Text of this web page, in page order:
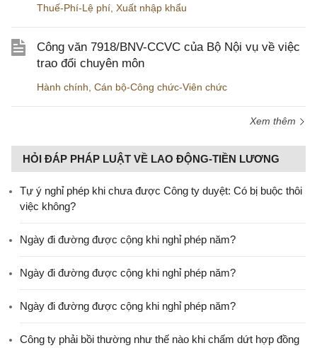
Thuế-Phí-Lệ phí Xuất nhập khẩu
Công văn 7918/BNV-CCVC của Bộ Nội vụ về việc
trao đổi chuyên môn
Hành chính Cán bộ-Công chức-Viên chức
Xem thêm
HỎI ĐÁP PHÁP LUẬT VỀ LAO ĐỘNG-TIỀN LƯƠNG
Tự ý nghỉ phép khi chưa được Công ty duyệt: Có bị buộc thôi
việc không?
Ngày đi đường được cộng khi nghỉ phép năm?
Ngày đi đường được cộng khi nghỉ phép năm?
Ngày đi đường được cộng khi nghỉ phép năm?
Công ty phải bồi thường như thế nào khi chấm dứt hợp đồng